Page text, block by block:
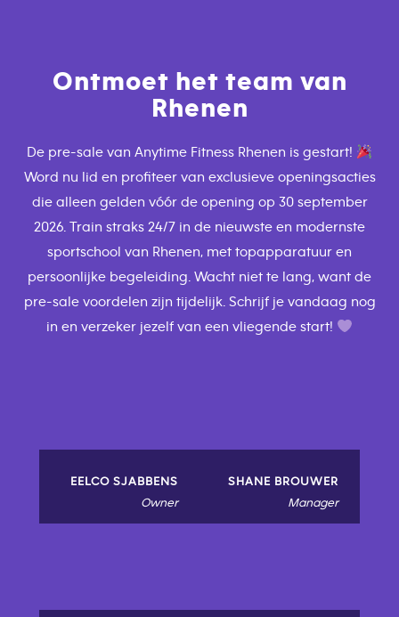
Ontmoet het team van
Rhenen
De pre-sale van Anytime Fitness Rhenen is gestart!
Word nu lid en profiteer van exclusieve openingsacties
die alleen gelden vóór de opening op 30 september
2026. Train straks 24/7 in de nieuwste en modernste
sportschool van Rhenen, met topapparatuur en
persoonlijke begeleiding. Wacht niet te lang, want de
pre-sale voordelen zijn tijdelijk. Schrijf je vandaag nog
in en verzeker jezelf van een vliegende start!
EELCO SJABBENS
Owner
SHANE BROUWER
Manager